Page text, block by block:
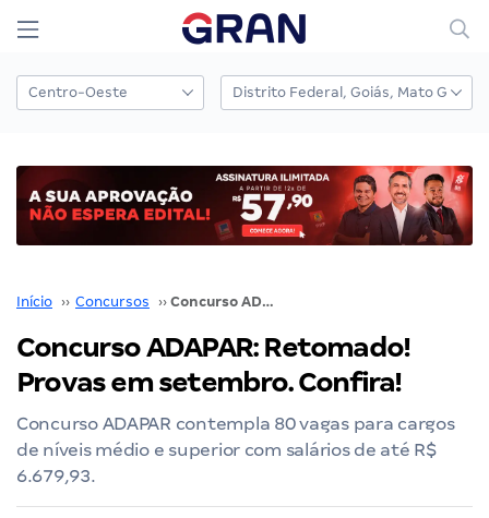
Início ›› Concursos ›› Concurso ADAPAR: Retomado! Provas em setembro. Confira!
Concurso ADAPAR: Retomado!
Provas em setembro. Confira!
Concurso ADAPAR contempla 80 vagas para cargos
de níveis médio e superior com salários de até R$
6.679,93.